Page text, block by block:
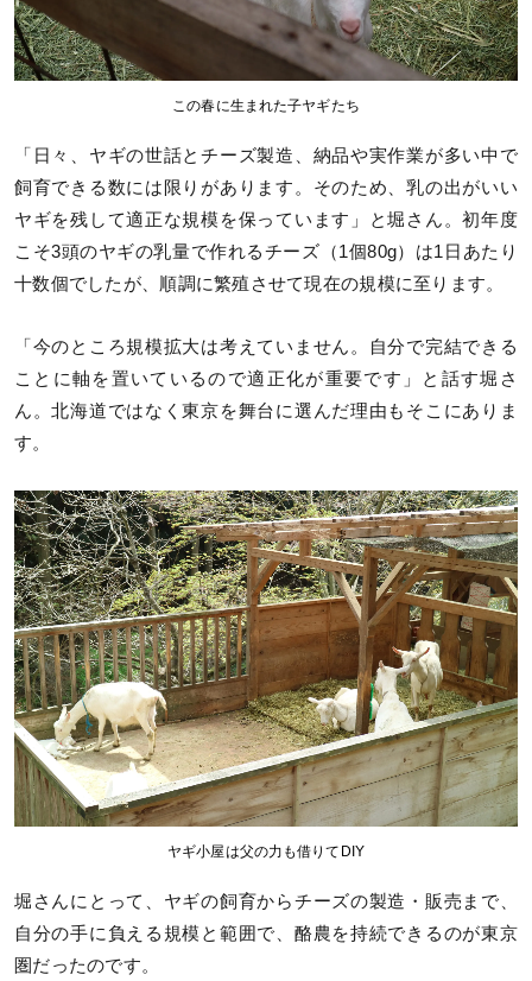
この春に生まれた子ヤギたち
「日々、ヤギの世話とチーズ製造、納品や実作業が多い中で
飼育できる数には限りがあります。そのため、乳の出がいい
ヤギを残して適正な規模を保っています」と堀さん。初年度
こそ3頭のヤギの乳量で作れるチーズ（1個80g）は1日あたり
十数個でしたが、順調に繁殖させて現在の規模に至ります。
「今のところ規模拡大は考えていません。自分で完結できる
ことに軸を置いているので適正化が重要です」と話す堀さ
ん。北海道ではなく東京を舞台に選んだ理由もそこにありま
す。
ヤギ小屋は父の力も借りてDIY
堀さんにとって、ヤギの飼育からチーズの製造・販売まで、
自分の手に負える規模と範囲で、酪農を持続できるのが東京
圏だったのです。